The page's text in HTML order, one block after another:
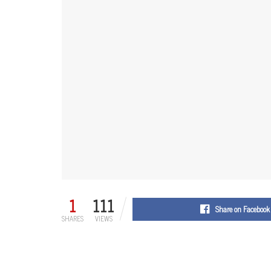
1
SHARES 111
VIEWS
Share on Facebook